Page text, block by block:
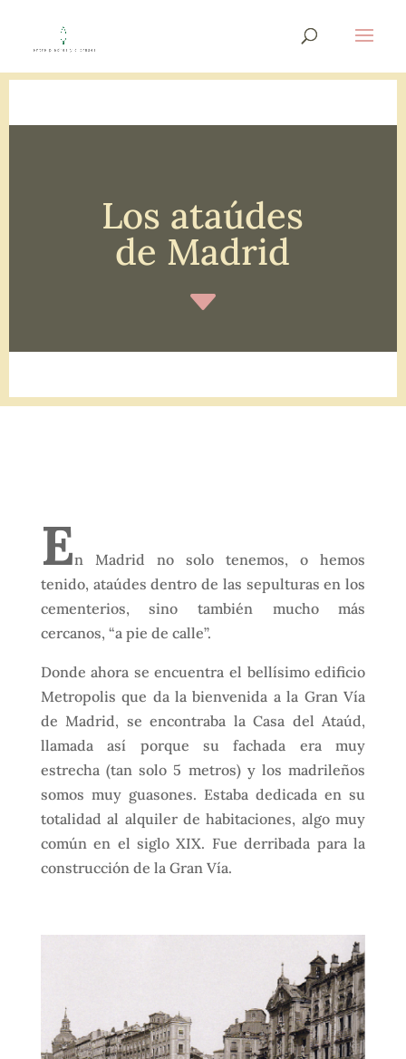
Los ataúdes
de Madrid
C
En Madrid no solo tenemos, o hemos
tenido, ataúdes dentro de las sepulturas en los
cementerios, sino también mucho más
cercanos, “a pie de calle”.
Donde ahora se encuentra el bellísimo edificio
Metropolis que da la bienvenida a la Gran Vía
de Madrid, se encontraba la Casa del Ataúd,
llamada así porque su fachada era muy
estrecha (tan solo 5 metros) y los madrileños
somos muy guasones. Estaba dedicada en su
totalidad al alquiler de habitaciones, algo muy
común en el siglo XIX. Fue derribada para la
construcción de la Gran Vía.